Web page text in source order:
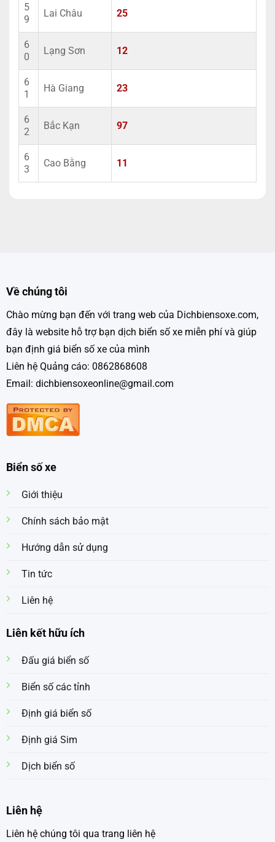
5
9
Lai Châu 25
6
0
Lạng Sơn 12
6
1
Hà Giang 23
6
2
Bắc Kạn 97
6
3
Cao Bằng 11
Về chúng tôi
Chào mừng bạn đến với trang web của Dichbiensoxe.com,
đây là website hỗ trợ bạn dịch biển số xe miễn phí và giúp
bạn định giá biển số xe của mình
Liên hệ Quảng cáo: 0862868608
Email: dichbiensoxeonline@gmail.com
Biển số xe
Giới thiệu
Chính sách bảo mật
Hướng dẫn sử dụng
Tin tức
Liên hệ
Liên kết hữu ích
Đấu giá biển số
Biển số các tỉnh
Định giá biển số
Định giá Sim
Dịch biển số
Liên hệ
Liên hệ chúng tôi qua trang liên hệ